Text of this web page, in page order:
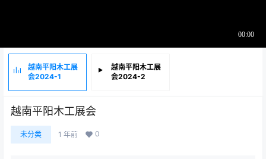
越南平阳木工展
会2024-1
越南平阳木工展
会2024-2
越南平阳木工展会
未分类 1 年前 0